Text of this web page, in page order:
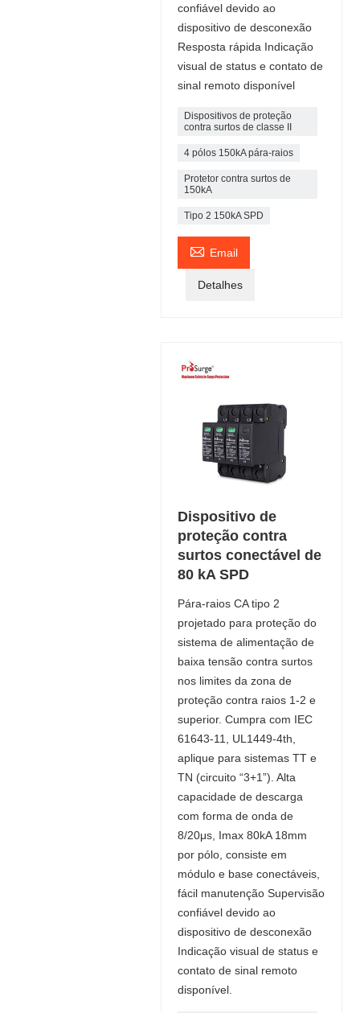
confiável devido ao
dispositivo de desconexão
Resposta rápida Indicação
visual de status e contato de
sinal remoto disponível
Dispositivos de proteção
contra surtos de classe II
4 pólos 150kA pára-raios
Protetor contra surtos de
150kA
Tipo 2 150kA SPD
 Email
Detalhes
Dispositivo de
proteção contra
surtos conectável de
80 kA SPD
Pára-raios CA tipo 2
projetado para proteção do
sistema de alimentação de
baixa tensão contra surtos
nos limites da zona de
proteção contra raios 1-2 e
superior. Cumpra com IEC
61643-11, UL1449-4th,
aplique para sistemas TT e
TN (circuito “3+1”). Alta
capacidade de descarga
com forma de onda de
8/20μs, Imax 80kA 18mm
por pólo, consiste em
módulo e base conectáveis,
fácil manutenção Supervisão
confiável devido ao
dispositivo de desconexão
Indicação visual de status e
contato de sinal remoto
disponível.